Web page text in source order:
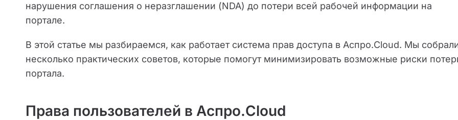
нарушения соглашения о неразглашении (NDA) до потери всей рабочей информации на
портале.
В этой статье мы разбираемся, как работает система прав доступа в Аспро.Cloud. Мы
несколько практических советов, которые помогут минимизировать возможные риски
портала.
Права пользователей в Аспро.Cloud